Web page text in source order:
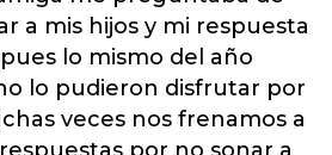
a mis hijos y mi respuesta
lo mismo del año
lo pudieron disfrutar por
veces nos frenamos a